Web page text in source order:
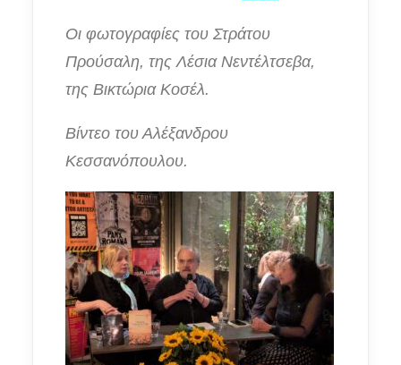
Οι φωτογραφίες του Στράτου
Προύσαλη, της Λέσια Νεντέλτσεβα,
της Βικτώρια Κοσέλ.
Βίντεο του Αλέξανδρου
Κεσσανόπουλου.